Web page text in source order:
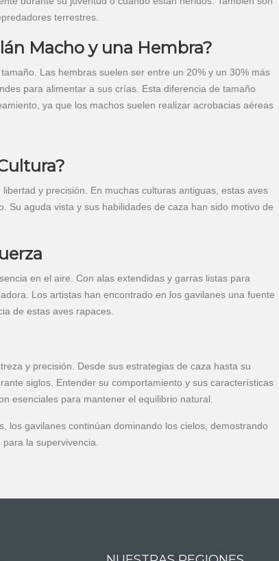
terrestres.
Macho y una Hembra?
Las hembras suelen ser entre un 20% y un 30% más
para alimentar a sus crías. Esta diferencia de tamaño
ya que los machos suelen realizar acrobacias aéreas
y precisión. En muchas culturas antiguas, estas aves
Su aguda vista y sus habilidades de caza han sido motivo de
en el aire. Con alas extendidas y garras listas para
Los artistas han encontrado en los gavilanes una fuente
de estas aves rapaces.
y precisión. Desde sus estrategias de caza hasta su
siglos. Entender su comportamiento y sus características
esenciales para mantener el equilibrio natural.
los gavilanes continúan dominando los cielos, demostrando
la supervivencia.